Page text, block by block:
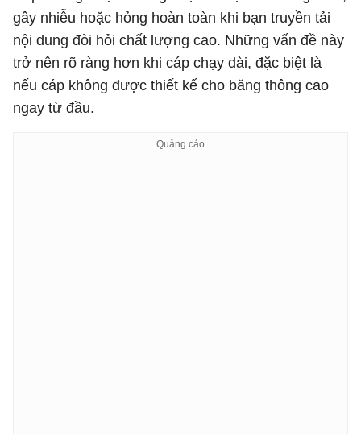
gây nhiễu hoặc hỏng hoàn toàn khi bạn truyền tải
nội dung đòi hỏi chất lượng cao. Những vấn đề này
trở nên rõ ràng hơn khi cáp chạy dài, đặc biệt là
nếu cáp không được thiết kế cho băng thông cao
ngay từ đầu.